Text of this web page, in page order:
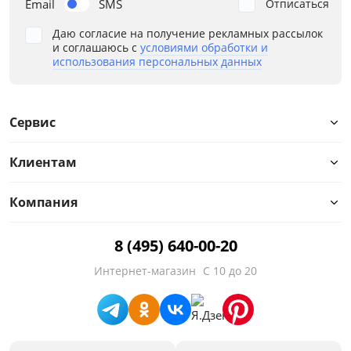
Разная жесткость
Стиль
Двуспальные
Односпальные
Email SMS
Даю согласие на получение рекламных рассылок
и соглашаюсь с условиями обработки и
использования персональных данных
Отписаться
Сервис
Клиентам
Компания
8 (495) 640-00-20
Интернет-магазин С 10 до 20